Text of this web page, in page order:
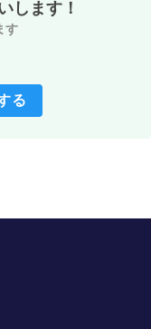
します！
す
る